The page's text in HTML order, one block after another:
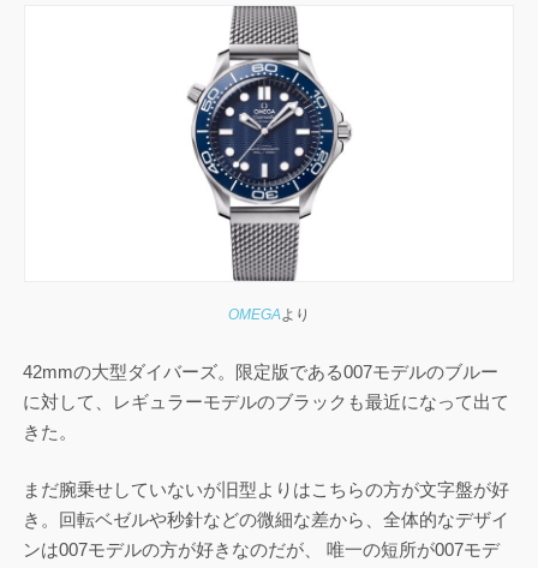
OMEGA より
42mmの大型ダイバーズ。限定版である007モデルのブルー
に対して、レギュラーモデルのブラックも最近になって出て
きた。
まだ腕乗せしていないが旧型よりはこちらの方が文字盤が好
き。回転ベゼルや秒針などの微細な差から、全体的なデザイ
ンは007モデルの方が好きなのだが、 唯一の短所が007モデ